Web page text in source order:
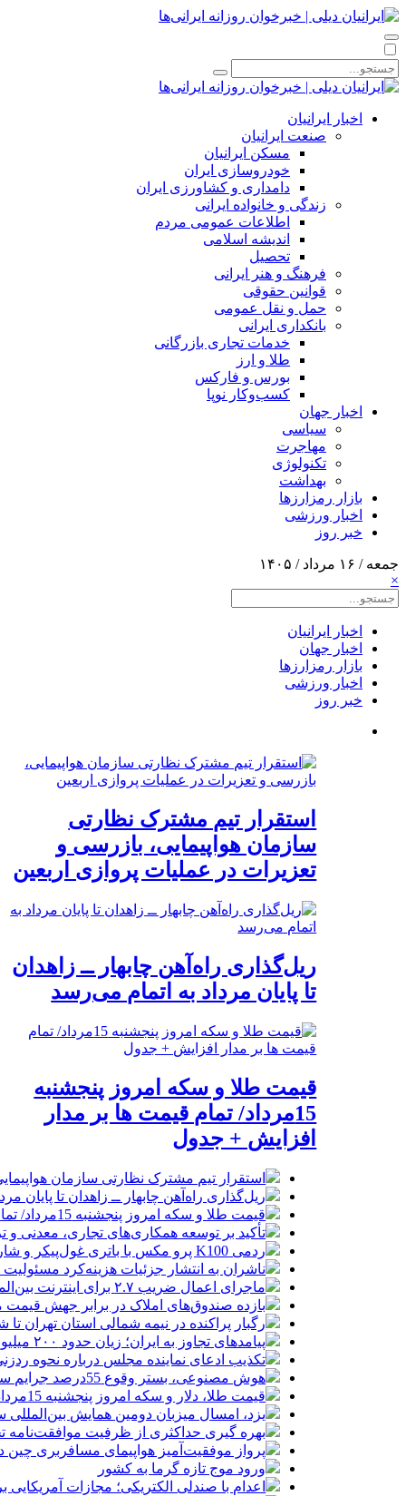
اخبار ایرانیان
صنعت ایرانیان
مسکن ایرانیان
خودروسازی ایران
دامداری و کشاورزی ایران
زندگی و خانواده ایرانی
اطلاعات عمومی مردم
اندیشه اسلامی
تحصیل
فرهنگ و هنر ایرانی
قوانین حقوقی
حمل و نقل عمومی
بانکداری ایرانی
خدمات تجاری بازرگانی
طلا و ارز
بورس و فارکس
کسب‌وکار نوپا
اخبار جهان
سیاسی
مهاجرت
تکنولوژی
بهداشت
بازار رمزارزها
اخبار ورزشی
خبر روز
جمعه / ۱۶ مرداد / ۱۴۰۵
×
اخبار ایرانیان
اخبار جهان
بازار رمزارزها
اخبار ورزشی
خبر روز
استقرار تیم مشترک نظارتی
سازمان هواپیمایی، بازرسی و
تعزیرات در عملیات پروازی اربعین
ریل‌گذاری راه‌آهن چابهار ــ زاهدان
تا پایان مرداد به اتمام می‌رسد
قیمت طلا و سکه امروز پنجشنبه
15مرداد/ تمام قیمت ها بر مدار
افزایش + جدول
استقرار تیم مشترک نظارتی سازمان
ریل‌گذاری راه‌آهن چابهار ــ زاهدان تا پایان
قیمت طلا و سکه امروز پنجشنبه 15مرداد/ تمام قیمت ها بر مدار افزایش + جدول
تأکید بر توسعه همکاری‌های تجاری، معدنی و
ردمی K100 پرو مکس با باتری غول‌پیکر و شارژ بی‌سیم روانه بازار می‌شود
ناشران به انتشار جزئیات هزینه‌کرد
ماجرای اعمال ضریب ۲.۷ برای اینترنت بین‌الملل چیست؟
بازده صندوق‌های املاک در برابر جهش
رگبار پراکنده در نیمه شمالی استان تهران تا
پیامدهای تجاوز به ایران؛ زیان حدود ۲۰۰ میلیون یورویی شرکت هواپیمایی مجارستان
تکذیب ادعای نماینده مجلس درباره نحوه
هوش مصنوعی، بستر وقوع 55درصد جرایم سایبری آفریقاست
قیمت طلا، دلار و سکه امروز پنجشنبه 15مرداد/ افزایش قیمت ها + جدول
یزد، امسال میزبان دومین همایش بین‌المللی
بهره گیری حداکثری از ظرفیت موافقت‌نامه
پرواز موفقیت‌آمیز هواپیمای مسافربری چین
ورود موج تازه گرما به کشور
اعدام با صندلی الکتریکی؛ مجازات